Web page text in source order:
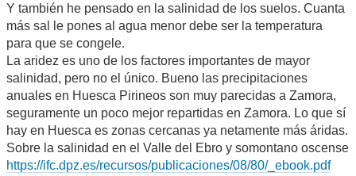
Y también he pensado en la salinidad de los suelos. Cuanta
más sal le pones al agua menor debe ser la temperatura
para que se congele.
La aridez es uno de los factores importantes de mayor
salinidad, pero no el único. Bueno las precipitaciones
anuales en Huesca Pirineos son muy parecidas a Zamora,
seguramente un poco mejor repartidas en Zamora. Lo que sí
hay en Huesca es zonas cercanas ya netamente más áridas.
Sobre la salinidad en el Valle del Ebro y somontano oscense
https://ifc.dpz.es/recursos/publicaciones/08/80/_ebook.pdf